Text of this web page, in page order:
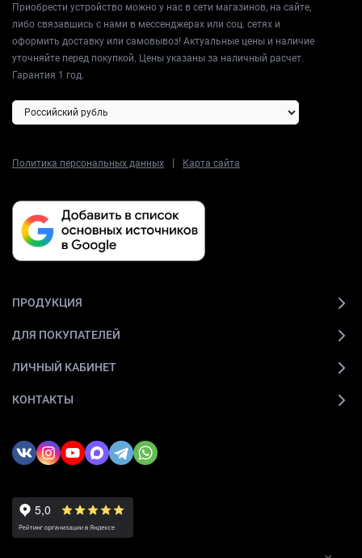
Приобрести устройство можно у нас в сети магазинов, на сайте,
либо связавшись с нами в мессенджерах или соц. сетях и
оформить доставку или самовывоз! Актуальные цены и наличие
уточняйте перед покупкой. Цены указаны за наличный расчет.
Гарантия 1 год.
Политика персональных данных | Карта сайта
ПРОДУКЦИЯ
ДЛЯ ПОКУПАТЕЛЕЙ
ЛИЧНЫЙ КАБИНЕТ
КОНТАКТЫ